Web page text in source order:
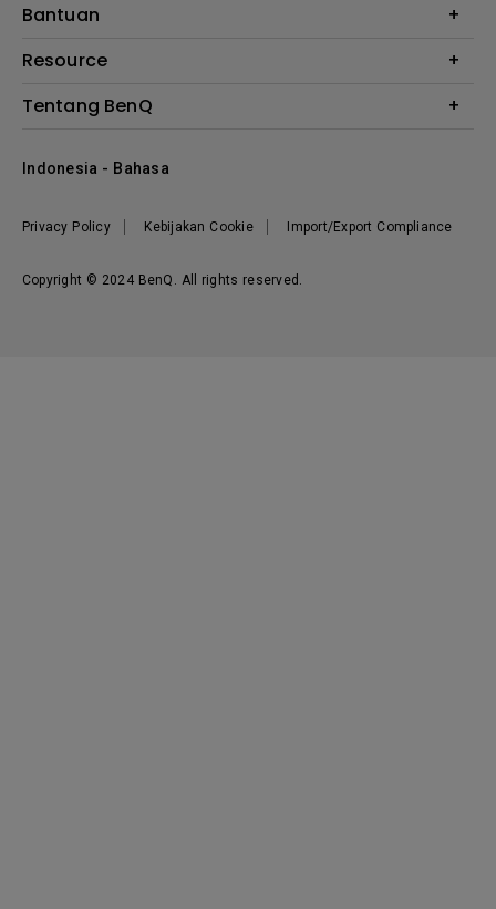
Monitor Arm
Monitor Light Bar
E-Sports
AQCOLOR
Monitor Eye-Care
Bantuan
Garansi
Layanan Perbaikan
Resource
Where to Buy
Knowledge Center
Tentang BenQ
Berita
Copyright © 2024 BenQ. All rights reserved.
Privacy Policy Kebijakan Cookie Import/Export Compliance
Indonesia - Bahasa